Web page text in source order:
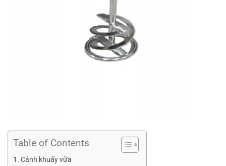
Table of Contents
Cánh khuấy vữa